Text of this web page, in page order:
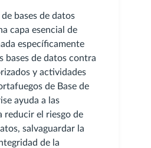
bases de datos
capa esencial de
específicamente
bases de datos contra
y actividades
de Base de
ayuda a las
reducir el riesgo de
salvaguardar la
de la